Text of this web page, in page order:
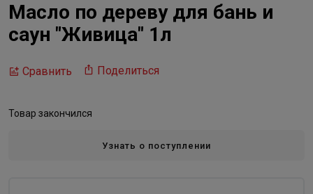
Масло по дереву для бань и
саун "Живица" 1л
Сравнить Поделиться
Товар закончился
Узнать о поступлении